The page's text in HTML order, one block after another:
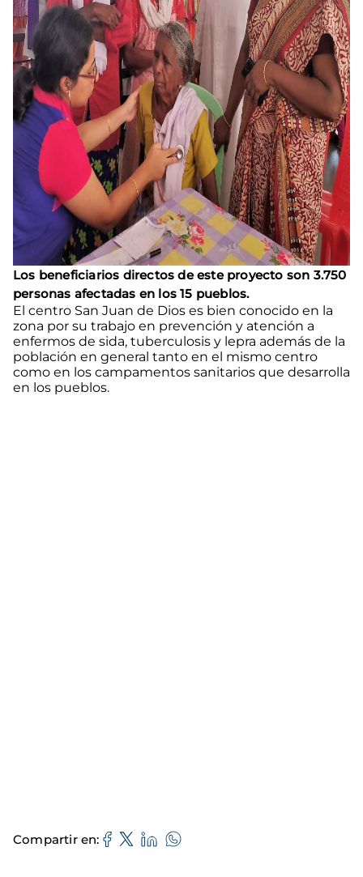
Los beneficiarios directos de este proyecto son 3.750
personas afectadas en los 15 pueblos.
El centro San Juan de Dios es bien conocido en la
zona por su trabajo en prevención y atención a
enfermos de sida, tuberculosis y lepra además de la
población en general tanto en el mismo centro
como en los campamentos sanitarios que desarrolla
en los pueblos.
Compartir en